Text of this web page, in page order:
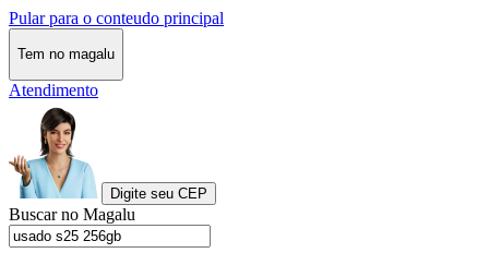
Pular para o conteudo principal
Tem no magalu
Atendimento
Digite seu CEP
Buscar no Magalu